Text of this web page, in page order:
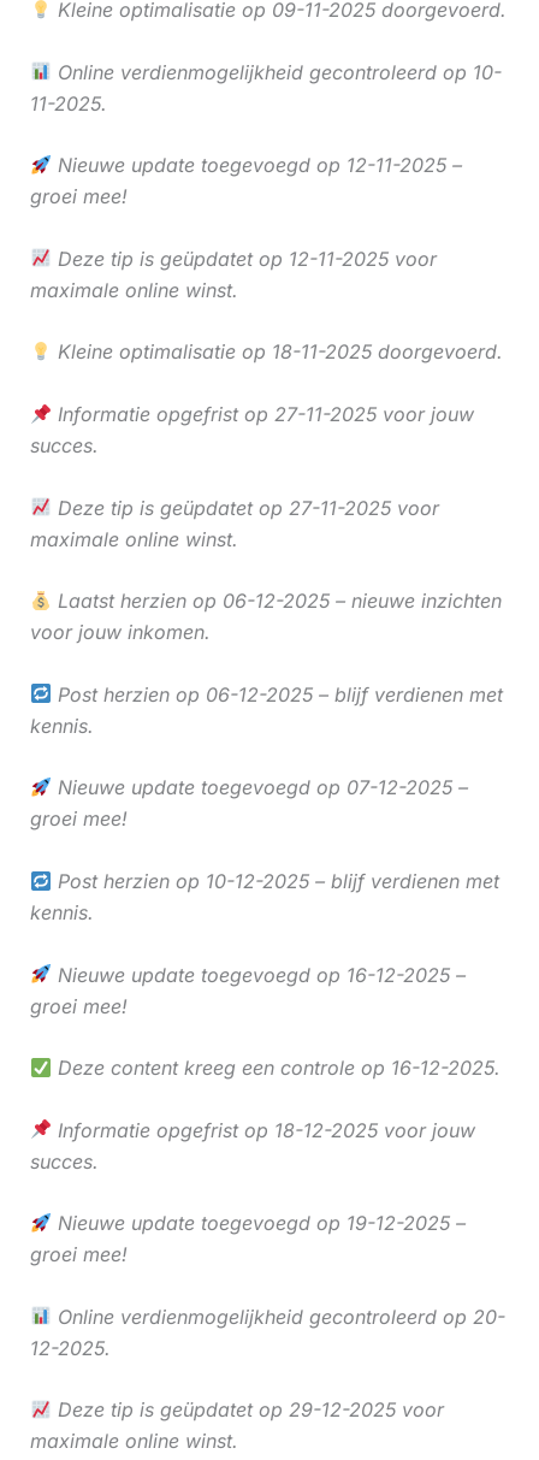
Kleine optimalisatie op 09-11-2025 doorgevoerd.
Online verdienmogelijkheid gecontroleerd op 10-
11-2025.
Nieuwe update toegevoegd op 12-11-2025 –
groei mee!
Deze tip is geüpdatet op 12-11-2025 voor
maximale online winst.
Kleine optimalisatie op 18-11-2025 doorgevoerd.
Informatie opgefrist op 27-11-2025 voor jouw
succes.
Deze tip is geüpdatet op 27-11-2025 voor
maximale online winst.
Laatst herzien op 06-12-2025 – nieuwe inzichten
voor jouw inkomen.
Post herzien op 06-12-2025 – blijf verdienen met
kennis.
Nieuwe update toegevoegd op 07-12-2025 –
groei mee!
Post herzien op 10-12-2025 – blijf verdienen met
kennis.
Nieuwe update toegevoegd op 16-12-2025 –
groei mee!
Deze content kreeg een controle op 16-12-2025.
Informatie opgefrist op 18-12-2025 voor jouw
succes.
Nieuwe update toegevoegd op 19-12-2025 –
groei mee!
Online verdienmogelijkheid gecontroleerd op 20-
12-2025.
Deze tip is geüpdatet op 29-12-2025 voor
maximale online winst.